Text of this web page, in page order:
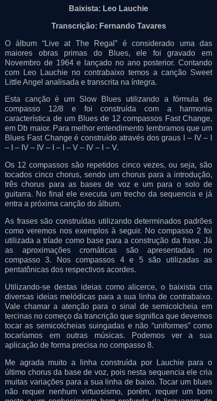
Baixista: Leo Lauchie
Transcrição: Fernando Tavares
O álbum “Live at The Regal” é considerado uma das
maiores obras primas do Blues, ele foi gravado em
Novembro de 1964 e lançado no ano posterior. Contando
com Leo Lauchie no contrabaixo temos a canção Sweet
Little Angel analisada e transcrita na íntegra.
Esta canção é um Slow Blues utilizando a fórmula de
compasso 12/8 e foi construída com a harmonia
característica de um Blues de 12 compassos Fast Change,
em Db maior. Para melhor entendimento lembramos que um
Blues Fast Change é construído através dos graus I – IV – I
– I – IV – IV – I – I – V – IV – I – V.
Os 12 compassos são repetidos cinco vezes, ou seja, são
tocados cinco chorus, sendo um chorus para a introdução,
três chorus para as bases de voz e um para o solo de
guitarra. No final ele executa um trecho da sequencia e já
entra a próxima canção do álbum.
As frases são construídas utilizando determinados padrões
como veremos nos exemplos à seguir. No compasso 2 foi
utilizada a tríade como base para a construção da frase. Já
as aproximações cromáticas são apresentadas no
compasso 3. Nos compassos 4 e 5 são utilizadas as
pentatônicas dos respectivos acordes.
Utilizando-se destas ideias como alicerce, o baixista cria
diversas ideias melódicas para a sua linha de contrabaixo.
Vale chamar a atenção para o sinal de semicolcheia em
tercinas no começo da trancrição que significa que devemos
tocar as semicolcheias suingadas e não “uniformes” como
tocaríamos em outras músicas. Podemos ver a sua
aplicação de forma precisa no compasso 8.
Me agrada muito a linha construída por Lauchie para o
último chorus da base de voz, pois nesta sequencia ele cria
muitas variações para a sua linha de baixo. Tocar um blues
não requer nenhum virtuosismo, porém, requer um bom